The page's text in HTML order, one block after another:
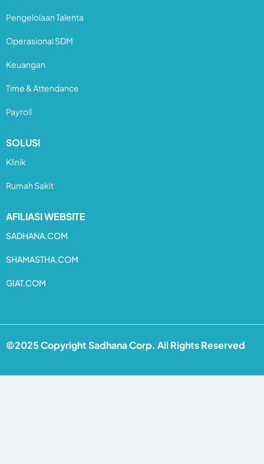
Pengelolaan Talenta
Operasional SDM
Keuangan
Time & Attendance
Payroll
SOLUSI
Klinik
Rumah Sakit
AFILIASI WEBSITE
SADHANA.COM
SHAMASTHA.COM
GIAT.COM
©2025 Copyright Sadhana Corp. All Rights Reserved